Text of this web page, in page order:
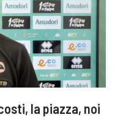
la piazza, noi